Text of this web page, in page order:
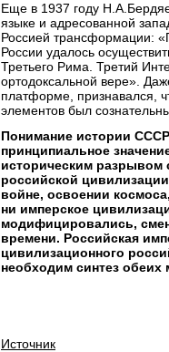
Еще в 1937 году
языке и адресованной
Россией трансформации:
России удалось
Третьего Рима. Третий
ортодоксальной вере».
платформе, признавался ,
элементов был
Понимание истории
принципиальное
историческим разрывом
российской
войне, освоении
ни имперское
модифицировались,
времени. Российская
цивилизационного
необходим синтез обеих
Источник